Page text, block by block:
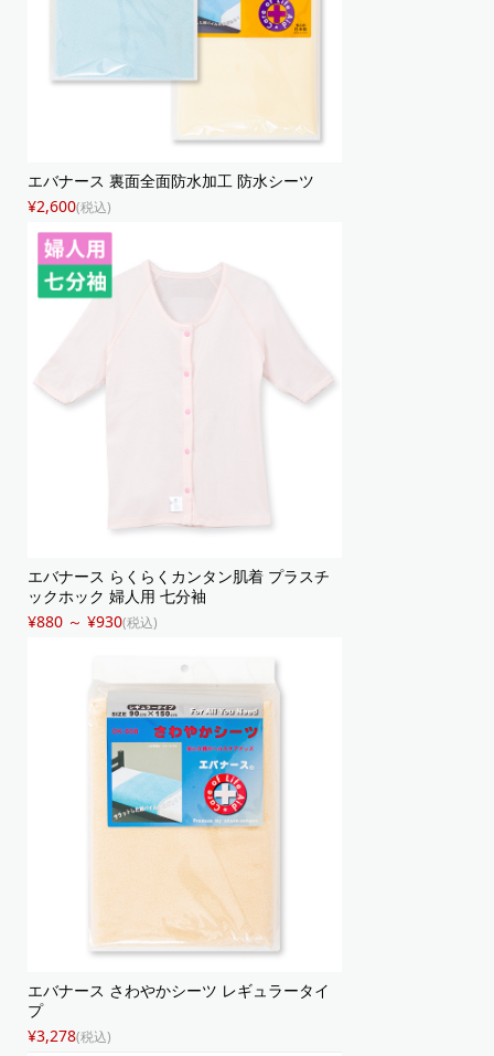
エバナース 裏面全面防水加工 防水シーツ
¥2,600(税込)
エバナース らくらくカンタン肌着 プラスチ
ックホック 婦人用 七分袖
¥880 ～ ¥930(税込)
エバナース さわやかシーツ レギュラータイ
プ
¥3,278(税込)